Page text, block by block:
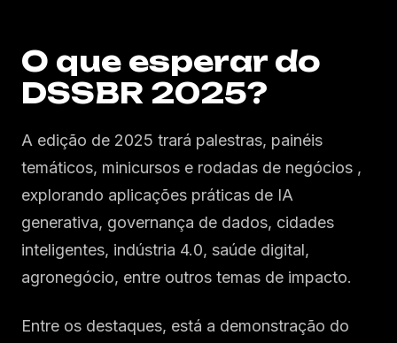
O que esperar do
DSSBR 2025?
A edição de 2025 trará palestras, painéis
temáticos, minicursos e rodadas de negócios ,
explorando aplicações práticas de IA
generativa, governança de dados, cidades
inteligentes, indústria 4.0, saúde digital,
agronegócio, entre outros temas de impacto.
Entre os destaques, está a demonstração do